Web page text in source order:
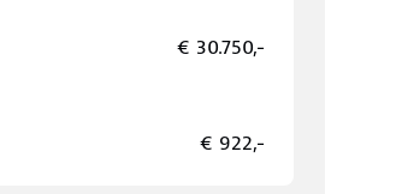
€ 30.750,-
€ 922,-